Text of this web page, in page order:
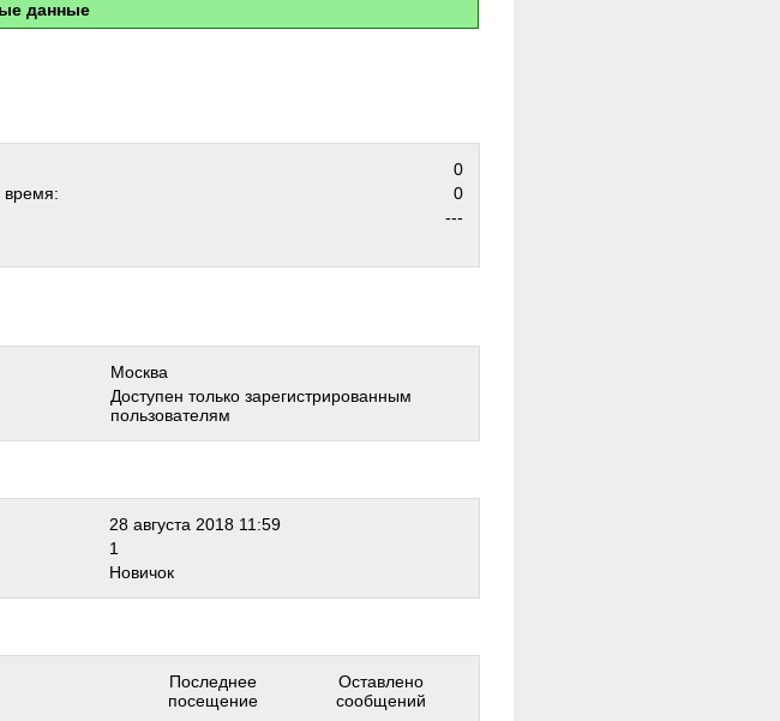
данные
0
время:
0
---
Москва
Доступен только зарегистрированным
пользователям
28 августа 2018 11:59
1
Новичок
Последнее
посещение
Оставлено
сообщений